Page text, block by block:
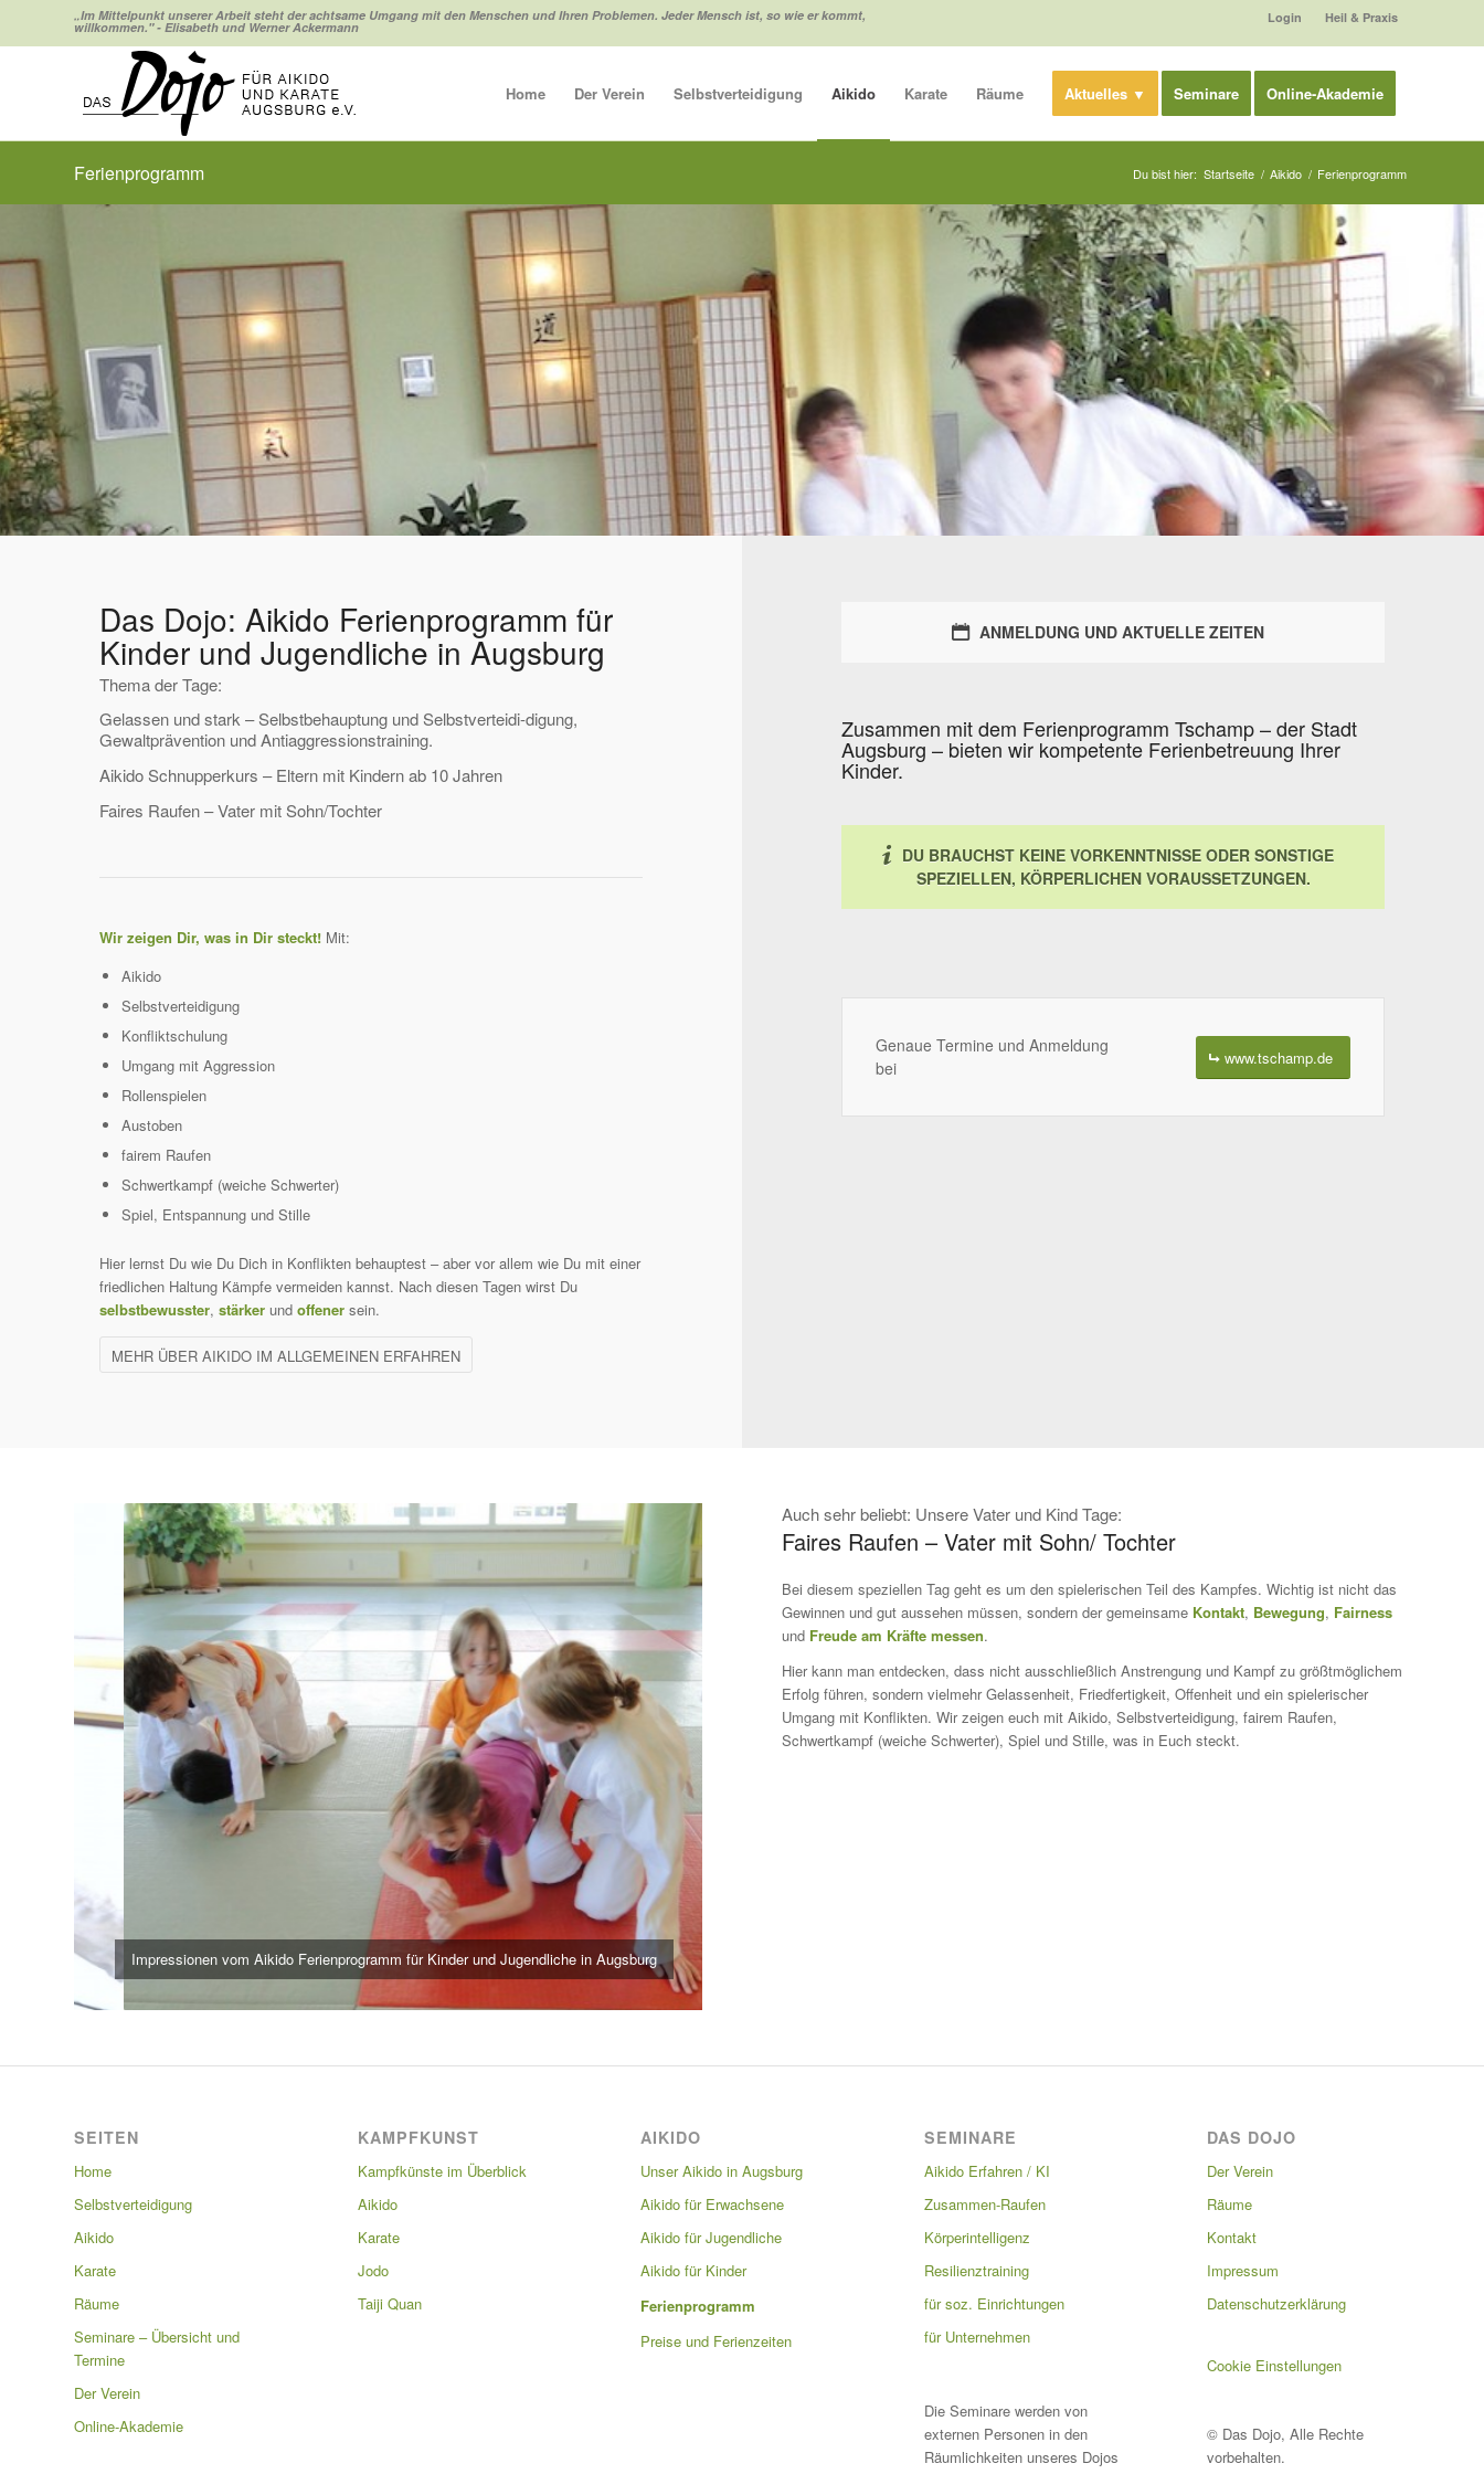
Login Heil & Praxis
„Im Mittelpunkt unserer Arbeit steht der achtsame Umgang mit den Menschen und Ihren Problemen. Jeder Mensch ist, so wie er kommt,
willkommen." - Elisabeth und Werner Ackermann
Home Der Verein Selbstverteidigung Aikido Karate Räume Aktuelles ▼ Seminare Online-Akademie
Ferienprogramm Du bist hier: Startseite / Aikido / Ferienprogramm
Das Dojo: Aikido Ferienprogramm für
Kinder und Jugendliche in Augsburg
Thema der Tage:
Gelassen und stark – Selbstbehauptung und Selbstverteidi-digung,
Gewaltprävention und Antiaggressionstraining.
Aikido Schnupperkurs – Eltern mit Kindern ab 10 Jahren
Faires Raufen – Vater mit Sohn/Tochter
Wir zeigen Dir, was in Dir steckt! Mit:
Aikido
Selbstverteidigung
Konfliktschulung
Umgang mit Aggression
Rollenspielen
Austoben
fairem Raufen
Schwertkampf (weiche Schwerter)
Spiel, Entspannung und Stille
Hier lernst Du wie Du Dich in Konflikten behauptest – aber vor allem wie Du mit einer
friedlichen Haltung Kämpfe vermeiden kannst. Nach diesen Tagen wirst Du
selbstbewusster, stärker und offener sein.
MEHR ÜBER AIKIDO IM ALLGEMEINEN ERFAHREN
ANMELDUNG UND AKTUELLE ZEITEN
Zusammen mit dem Ferienprogramm Tschamp – der Stadt
Augsburg – bieten wir kompetente Ferienbetreuung Ihrer
Kinder.
DU BRAUCHST KEINE VORKENNTNISSE ODER SONSTIGE
SPEZIELLEN, KÖRPERLICHEN VORAUSSETZUNGEN.
Genaue Termine und Anmeldung
bei
www.tschamp.de
Impressionen vom Aikido Ferienprogramm für Kinder und Jugendliche in Augsburg
Auch sehr beliebt: Unsere Vater und Kind Tage:
Faires Raufen – Vater mit Sohn/ Tochter
Bei diesem speziellen Tag geht es um den spielerischen Teil des Kampfes. Wichtig ist nicht das
Gewinnen und gut aussehen müssen, sondern der gemeinsame Kontakt, Bewegung, Fairness
und Freude am Kräfte messen.
Hier kann man entdecken, dass nicht ausschließlich Anstrengung und Kampf zu größtmöglichem
Erfolg führen, sondern vielmehr Gelassenheit, Friedfertigkeit, Offenheit und ein spielerischer
Umgang mit Konflikten. Wir zeigen euch mit Aikido, Selbstverteidigung, fairem Raufen,
Schwertkampf (weiche Schwerter), Spiel und Stille, was in Euch steckt.
SEITEN
Home
Selbstverteidigung
Aikido
Karate
Räume
Seminare – Übersicht und
Termine
Der Verein
Online-Akademie
KAMPFKUNST
Kampfkünste im Überblick
Aikido
Karate
Jodo
Taiji Quan
AIKIDO
Unser Aikido in Augsburg
Aikido für Erwachsene
Aikido für Jugendliche
Aikido für Kinder
Ferienprogramm
Preise und Ferienzeiten
SEMINARE
Aikido Erfahren / KI
Zusammen-Raufen
Körperintelligenz
Resilienztraining
für soz. Einrichtungen
für Unternehmen
Die Seminare werden von
externen Personen in den
Räumlichkeiten unseres Dojos
DAS DOJO
Der Verein
Räume
Kontakt
Impressum
Datenschutzerklärung
Cookie Einstellungen
© Das Dojo, Alle Rechte
vorbehalten.